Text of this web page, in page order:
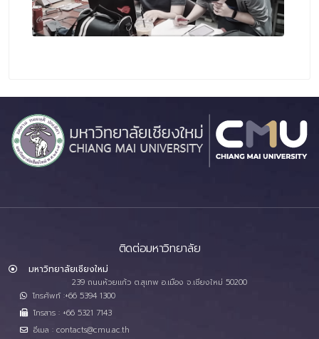
ติดต่อมหาวิทยาลัย
มหาวิทยาลัยเชียงใหม่
239 ถนนห้วยแก้ว ต.สุเทพ อ.เมือง จ.เชียงใหม่ 50200
โทรศัพท์ :+66 5394 1300
โทรสาร : +66 5321 7143
อีเมล : contacts@cmu.ac.th